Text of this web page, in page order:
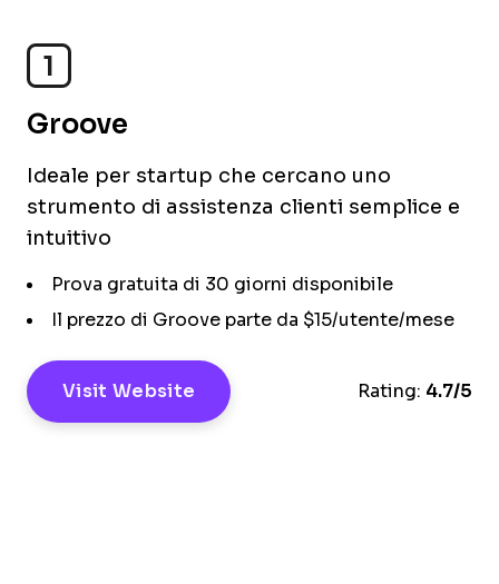
1
Groove
Ideale per startup che cercano uno
strumento di assistenza clienti semplice e
intuitivo
Prova gratuita di 30 giorni disponibile
Il prezzo di Groove parte da $15/utente/mese
Visit Website Rating: 4.7/5